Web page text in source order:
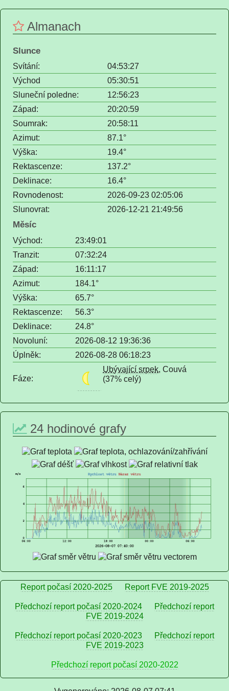
Almanach
Slunce
Svítání:
04:53:27
Východ
05:30:51
Sluneční poledne:
12:56:23
Západ:
20:20:59
Soumrak:
20:58:11
Azimut:
87.1°
Výška:
19.4°
Rektascenze:
137.2°
Deklinace:
16.4°
Rovnodenost:
2026-09-23 02:05:06
Slunovrat:
2026-12-21 21:49:56
Měsíc
Východ:
23:49:01
Tranzit:
07:32:24
Západ:
16:11:17
Azimut:
184.1°
Výška:
65.7°
Rektascenze:
56.3°
Deklinace:
24.8°
Novoluní:
2026-08-12 19:36:36
Úplněk:
2026-08-28 06:18:23
Fáze:
Ubývající srpek, Couvá
(37% celý)
24 hodinové grafy
Report počasí 2020-2025 Report FVE 2019-2025
Předchozí report počasí 2020-2024
Předchozí report
FVE 2019-2024
Předchozí report počasí 2020-2023
Předchozí report
FVE 2019-2023
Předchozí report počasí 2020-2022